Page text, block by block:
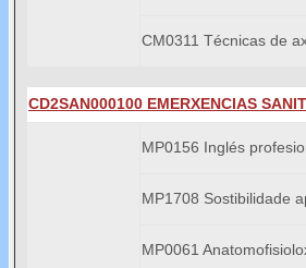
CM0311 Técnicas de
CD2SAN000100 EMERXENCIAS
MP0156 Inglés
MP1708 Sostibilidade
MP0061